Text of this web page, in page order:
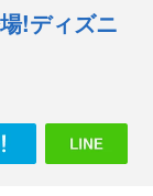
t
e !ディズニ